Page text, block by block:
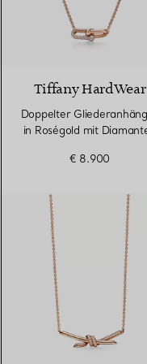
Tiffany HardWear
Doppelter
in Roségold mit
€ 8.900